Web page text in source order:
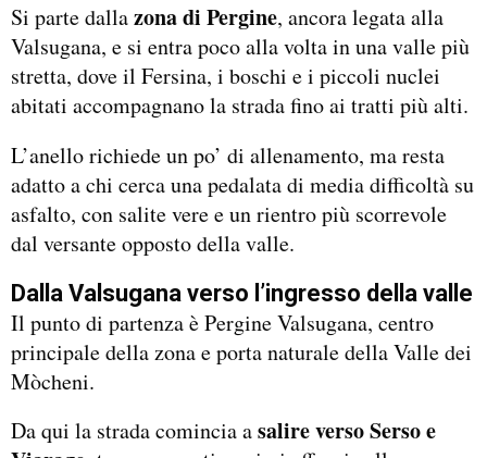
Si parte dallazona di Pergine, ancora legata alla
Valsugana, e si entra poco alla volta in una valle più
stretta, dove il Fersina, i boschi e i piccoli nuclei
abitati accompagnano la strada fino ai tratti più alti.
L’anello richiede un po’ di allenamento, ma resta
adatto a chi cerca una pedalata di media difficoltà su
asfalto, con salite vere e un rientro più scorrevole
dal versante opposto della valle.
Dalla Valsugana verso l’ingresso della valle
Il punto di partenza è Pergine Valsugana, centro
principale della zona e porta naturale della Valle dei
Mòcheni.
Da qui la strada comincia asalire verso Serso e